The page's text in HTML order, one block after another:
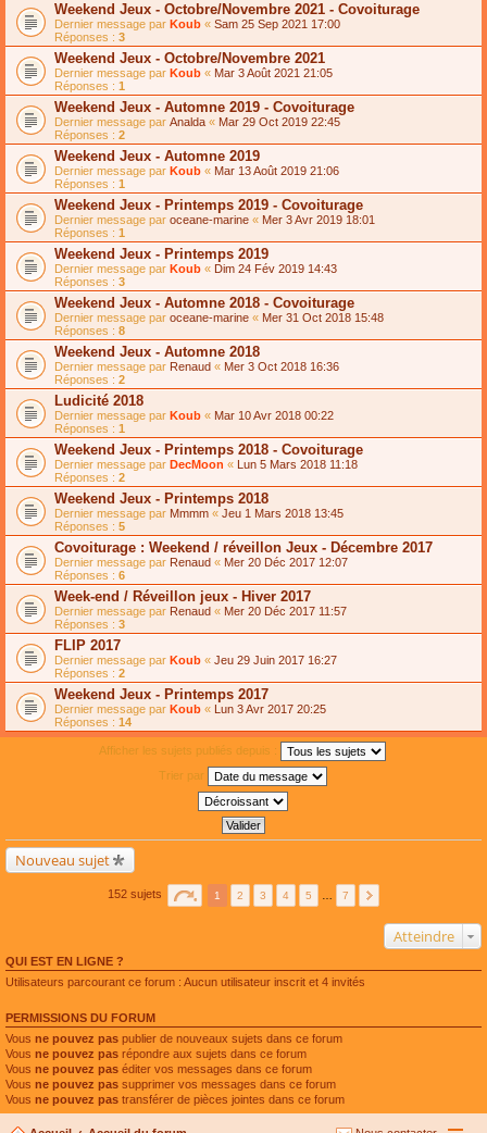
Weekend Jeux - Octobre/Novembre 2021 - Covoiturage
Dernier message par Koub « Sam 25 Sep 2021 17:00
Réponses : 3
Weekend Jeux - Octobre/Novembre 2021
Dernier message par Koub « Mar 3 Août 2021 21:05
Réponses : 1
Weekend Jeux - Automne 2019 - Covoiturage
Dernier message par Analda « Mar 29 Oct 2019 22:45
Réponses : 2
Weekend Jeux - Automne 2019
Dernier message par Koub « Mar 13 Août 2019 21:06
Réponses : 1
Weekend Jeux - Printemps 2019 - Covoiturage
Dernier message par oceane-marine « Mer 3 Avr 2019 18:01
Réponses : 1
Weekend Jeux - Printemps 2019
Dernier message par Koub « Dim 24 Fév 2019 14:43
Réponses : 3
Weekend Jeux - Automne 2018 - Covoiturage
Dernier message par oceane-marine « Mer 31 Oct 2018 15:48
Réponses : 8
Weekend Jeux - Automne 2018
Dernier message par Renaud « Mer 3 Oct 2018 16:36
Réponses : 2
Ludicité 2018
Dernier message par Koub « Mar 10 Avr 2018 00:22
Réponses : 1
Weekend Jeux - Printemps 2018 - Covoiturage
Dernier message par DecMoon « Lun 5 Mars 2018 11:18
Réponses : 2
Weekend Jeux - Printemps 2018
Dernier message par Mmmm « Jeu 1 Mars 2018 13:45
Réponses : 5
Covoiturage : Weekend / réveillon Jeux - Décembre 2017
Dernier message par Renaud « Mer 20 Déc 2017 12:07
Réponses : 6
Week-end / Réveillon jeux - Hiver 2017
Dernier message par Renaud « Mer 20 Déc 2017 11:57
Réponses : 3
FLIP 2017
Dernier message par Koub « Jeu 29 Juin 2017 16:27
Réponses : 2
Weekend Jeux - Printemps 2017
Dernier message par Koub « Lun 3 Avr 2017 20:25
Réponses : 14
Afficher les sujets publiés depuis :
Trier par
Nouveau sujet
152 sujets 1 2 3 4 5 7
Atteindre
QUI EST EN LIGNE ?
Utilisateurs parcourant ce forum : Aucun utilisateur inscrit et 4 invités
PERMISSIONS DU FORUM
Vous ne pouvez pas publier de nouveaux sujets dans ce forum
Vous ne pouvez pas répondre aux sujets dans ce forum
Vous ne pouvez pas éditer vos messages dans ce forum
Vous ne pouvez pas supprimer vos messages dans ce forum
Vous ne pouvez pas transférer de pièces jointes dans ce forum